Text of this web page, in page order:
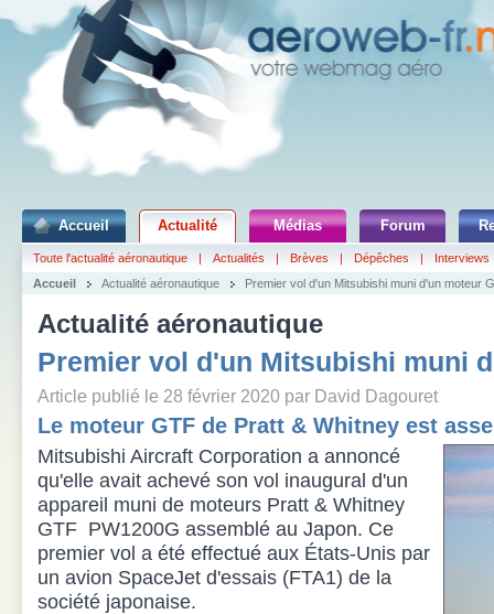
Accueil Actualité Médias Forum
Toute l'actualité aéronautique | Actualités | Brèves | Dépêches |
Interviews
Accueil
Actualité aéronautique Premier vol d'un Mitsubishi muni d'un moteur
Actualité aéronautique
Premier vol d'un Mitsubishi muni
Article publié le 28 février 2020 par David Dagouret
Le moteur GTF de Pratt & Whitney est
Mitsubishi Aircraft Corporation a annoncé
qu'elle avait achevé son vol inaugural d'un
appareil muni de moteurs Pratt & Whitney
GTF PW1200G assemblé au Japon. Ce
premier vol a été effectué aux États-Unis par
un avion SpaceJet d'essais (FTA1) de la
société japonaise.